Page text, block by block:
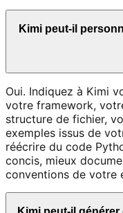
Kimi peut-il
Oui. Indiquez à Kimi
votre framework,
structure de fichier,
exemples issus de
réécrire du code
concis, mieux
conventions de votre